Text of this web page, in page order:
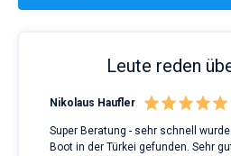
Leute reden
Nikolaus Haufler
Super Beratung - sehr schnell
Boot in der Türkei gefunden. Sehr